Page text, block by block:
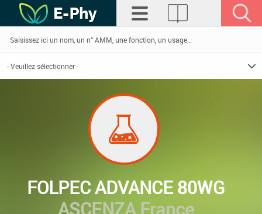
FOLPEC ADVANCE 80WG
ASCENZA France